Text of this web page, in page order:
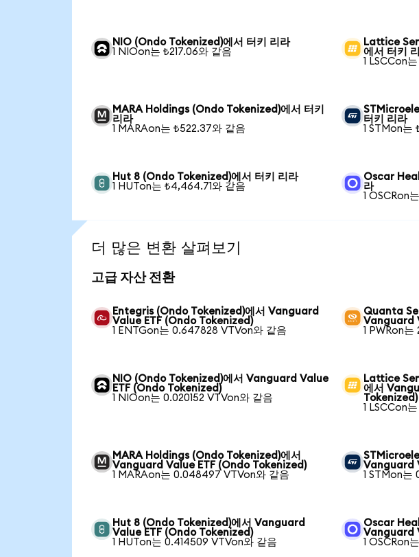
NIO (Ondo Tokenized)에서 터키 리라
1 NIOon는 ₺217.06와 같음
Lattice
에서 터키
1 LSCCon
MARA Holdings (Ondo Tokenized)에서 터키
리라
1 MARAon는 ₺522.37와 같음
터키 리라
1 STMon는
Hut 8 (Ondo Tokenized)에서 터키 리라
1 HUTon는 ₺4,464.71와 같음
Oscar
라
1 OSCRon
더 많은 변환 살펴보기
고급 자산 전환
Entegris (Ondo Tokenized)에서 Vanguard
Value ETF (Ondo Tokenized)
1 ENTGon는 0.647828 VTVon와 같음
Quanta
Vanguard
1 PWRon
NIO (Ondo Tokenized)에서 Vanguard Value
ETF (Ondo Tokenized)
1 NIOon는 0.020152 VTVon와 같음
Lattice
에서
Tokenized)
1 LSCCon
MARA Holdings (Ondo Tokenized)에서
Vanguard Value ETF (Ondo Tokenized)
1 MARAon는 0.048497 VTVon와 같음
Vanguard
1 STMon는
Hut 8 (Ondo Tokenized)에서 Vanguard
Value ETF (Ondo Tokenized)
1 HUTon는 0.414509 VTVon와 같음
Oscar
Vanguard
1 OSCRon